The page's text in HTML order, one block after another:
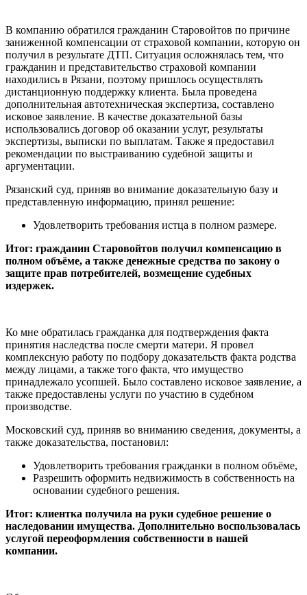
В компанию обратился гражданин Старовойтов по причине
заниженной компенсации от страховой компании, которую он
получил в результате ДТП. Ситуация осложнялась тем, что
гражданин и представительство страховой компании
находились в Рязани, поэтому пришлось осуществлять
дистанционную поддержку клиента. Была проведена
дополнительная автотехническая экспертиза, составлено
исковое заявление. В качестве доказательной базы
использовались договор об оказании услуг, результаты
экспертизы, выписки по выплатам. Также я предоставил
рекомендации по выстраиванию судебной защиты и
аргументации.
Рязанский суд, приняв во внимание доказательную базу и
представленную информацию, принял решение:
Удовлетворить требования истца в полном размере.
Итог: гражданин Старовойтов получил компенсацию в
полном объёме, а также денежные средства по закону о
защите прав потребителей, возмещение судебных
издержек.
Ко мне обратилась гражданка для подтверждения факта
принятия наследства после смерти матери. Я провел
комплексную работу по подбору доказательств факта родства
между лицами, а также того факта, что имущество
принадлежало усопшей. Было составлено исковое заявление, а
также предоставлены услуги по участию в судебном
производстве.
Московский суд, приняв во вниманию сведения, документы, а
также доказательства, постановил:
Удовлетворить требования гражданки в полном объёме,
Разрешить оформить недвижимость в собственность на
основании судебного решения.
Итог: клиентка получила на руки судебное решение о
наследовании имущества. Дополнительно воспользовалась
услугой переоформления собственности в нашей
компании.